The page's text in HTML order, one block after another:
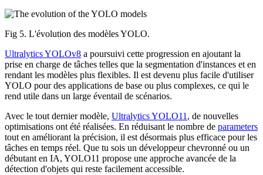
Fig 5. L'évolution des modèles YOLO.
Ultralytics YOLOv8 a poursuivi cette progression en ajoutant la
prise en charge de tâches telles que la segmentation d'instances et en
rendant les modèles plus flexibles. Il est devenu plus facile d'utiliser
YOLO pour des applications de base ou plus complexes, ce qui le
rend utile dans un large éventail de scénarios.
Avec le tout dernier modèle, Ultralytics YOLO11 , de nouvelles
optimisations ont été réalisées. En réduisant le nombre de parameters
tout en améliorant la précision, il est désormais plus efficace pour les
tâches en temps réel. Que tu sois un développeur chevronné ou un
débutant en IA, YOLO11 propose une approche avancée de la
détection d'objets qui reste facilement accessible.